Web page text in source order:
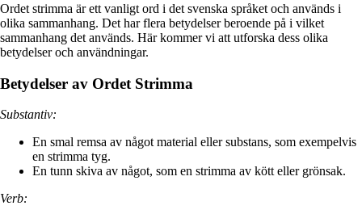
Ordet strimma är ett vanligt ord i det svenska språket och används i
olika sammanhang. Det har flera betydelser beroende på i vilket
sammanhang det används. Här kommer vi att utforska dess olika
betydelser och användningar.
Betydelser av Ordet Strimma
Substantiv:
En smal remsa av något material eller substans, som exempelvis
en strimma tyg.
En tunn skiva av något, som en strimma av kött eller grönsak.
Verb: